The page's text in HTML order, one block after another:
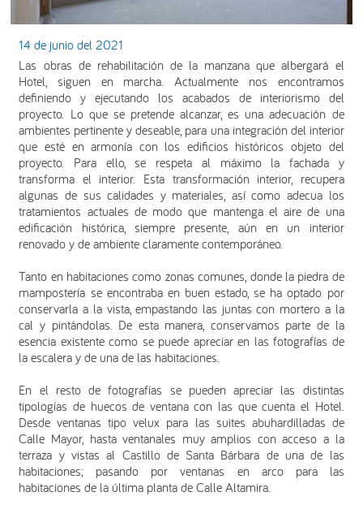
14 de junio del 2021
Las obras de rehabilitación de la manzana que albergará el
Hotel, siguen en marcha. Actualmente nos encontramos
definiendo y ejecutando los acabados de interiorismo del
proyecto. Lo que se pretende alcanzar, es una adecuación de
ambientes pertinente y deseable, para una integración del interior
que esté en armonía con los edificios históricos objeto del
proyecto. Para ello, se respeta al máximo la fachada y
transforma el interior. Esta transformación interior, recupera
algunas de sus calidades y materiales, así como adecua los
tratamientos actuales de modo que mantenga el aire de una
edificación histórica, siempre presente, aún en un interior
renovado y de ambiente claramente contemporáneo.
Tanto en habitaciones como zonas comunes, donde la piedra de
mampostería se encontraba en buen estado, se ha optado por
conservarla a la vista, empastando las juntas con mortero a la
cal y pintándolas. De esta manera, conservamos parte de la
esencia existente como se puede apreciar en las fotografías de
la escalera y de una de las habitaciones.
En el resto de fotografías se pueden apreciar las distintas
tipologías de huecos de ventana con las que cuenta el Hotel.
Desde ventanas tipo velux para las suites abuhardilladas de
Calle Mayor, hasta ventanales muy amplios con acceso a la
terraza y vistas al Castillo de Santa Bárbara de una de las
habitaciones; pasando por ventanas en arco para las
habitaciones de la última planta de Calle Altamira.